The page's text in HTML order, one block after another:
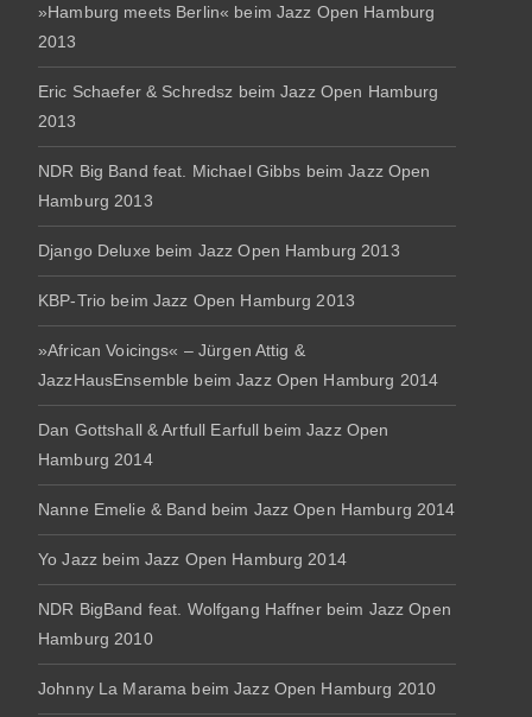
»Hamburg meets Berlin« beim Jazz Open Hamburg
2013
Eric Schaefer & Schredsz beim Jazz Open Hamburg
2013
NDR Big Band feat. Michael Gibbs beim Jazz Open
Hamburg 2013
Django Deluxe beim Jazz Open Hamburg 2013
KBP-Trio beim Jazz Open Hamburg 2013
»African Voicings« – Jürgen Attig &
JazzHausEnsemble beim Jazz Open Hamburg 2014
Dan Gottshall & Artfull Earfull beim Jazz Open
Hamburg 2014
Nanne Emelie & Band beim Jazz Open Hamburg 2014
Yo Jazz beim Jazz Open Hamburg 2014
NDR BigBand feat. Wolfgang Haffner beim Jazz Open
Hamburg 2010
Johnny La Marama beim Jazz Open Hamburg 2010